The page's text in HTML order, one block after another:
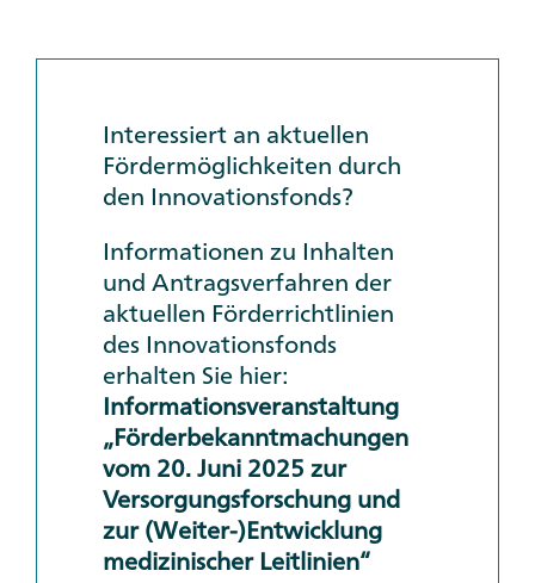
Interessiert an aktuellen
Fördermöglichkeiten durch
den Innovationsfonds?
Informationen zu Inhalten
und Antragsverfahren der
aktuellen Förderrichtlinien
des Innovationsfonds
erhalten Sie hier:
Informationsveranstaltung
„Förderbekanntmachungen
vom 20. Juni 2025 zur
Versorgungsforschung und
zur (Weiter-)Entwicklung
medizinischer Leitlinien“